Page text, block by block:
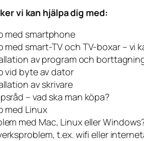
vi kan hjälpa dig med:
med smartphone
med smart-TV och TV-boxar – vi
av program och
vid byte av dator
av skrivare
– vad ska man köpa?
med Linux
med Mac, Linux eller
t.ex. wifi eller